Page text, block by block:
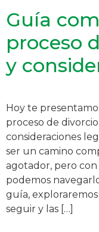
Guía
proceso
y
Hoy te
proceso de
consideraciones
ser un camino
agotador, pero
podemos
guía, exploraremos
seguir y las […]